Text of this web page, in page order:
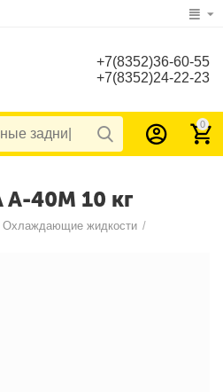
+7(8352)36-60-55
+7(8352)24-22-23
0
А-40М 10 кг
Охлаждающие жидкости /